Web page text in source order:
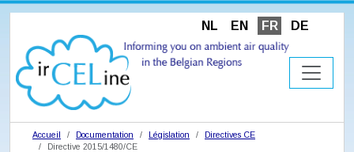
NL EN FR DE
Accueil Documentation Législation
Directives CE
Directive 2015/1480/CE